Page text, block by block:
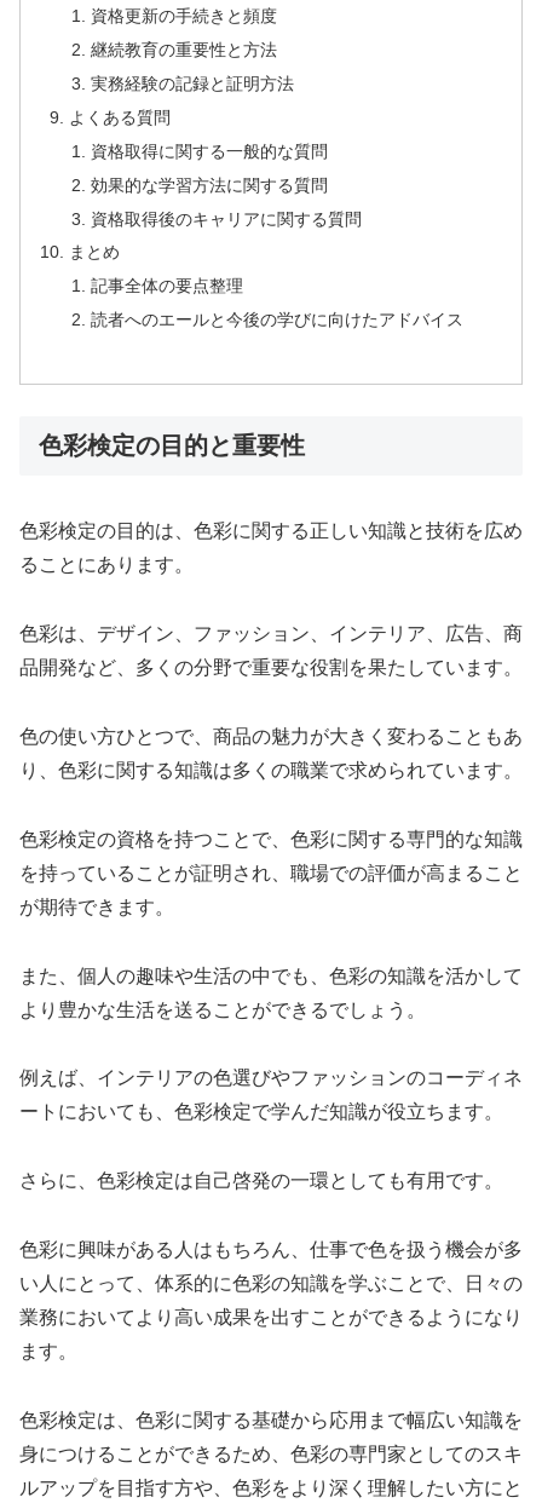
資格更新の手続きと頻度
継続教育の重要性と方法
実務経験の記録と証明方法
よくある質問
資格取得に関する一般的な質問
効果的な学習方法に関する質問
資格取得後のキャリアに関する質問
まとめ
記事全体の要点整理
読者へのエールと今後の学びに向けたアドバイス
色彩検定の目的と重要性
色彩検定の目的は、色彩に関する正しい知識と技術を広め
ることにあります。
色彩は、デザイン、ファッション、インテリア、広告、商
品開発など、多くの分野で重要な役割を果たしています。
色の使い方ひとつで、商品の魅力が大きく変わることもあ
り、色彩に関する知識は多くの職業で求められています。
色彩検定の資格を持つことで、色彩に関する専門的な知識
を持っていることが証明され、職場での評価が高まること
が期待できます。
また、個人の趣味や生活の中でも、色彩の知識を活かして
より豊かな生活を送ることができるでしょう。
例えば、インテリアの色選びやファッションのコーディネ
ートにおいても、色彩検定で学んだ知識が役立ちます。
さらに、色彩検定は自己啓発の一環としても有用です。
色彩に興味がある人はもちろん、仕事で色を扱う機会が多
い人にとって、体系的に色彩の知識を学ぶことで、日々の
業務においてより高い成果を出すことができるようになり
ます。
色彩検定は、色彩に関する基礎から応用まで幅広い知識を
身につけることができるため、色彩の専門家としてのスキ
ルアップを目指す方や、色彩をより深く理解したい方にと